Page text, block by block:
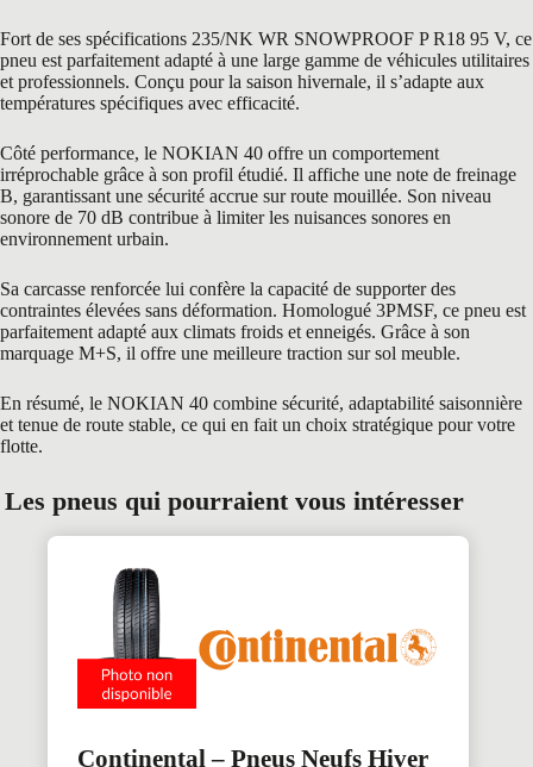
Fort de ses spécifications 235/NK WR SNOWPROOF P R18 95 V, ce
pneu est parfaitement adapté à une large gamme de véhicules utilitaires
et professionnels. Conçu pour la saison hivernale, il s’adapte aux
températures spécifiques avec efficacité.
Côté performance, le NOKIAN 40 offre un comportement
irréprochable grâce à son profil étudié. Il affiche une note de freinage
B, garantissant une sécurité accrue sur route mouillée. Son niveau
sonore de 70 dB contribue à limiter les nuisances sonores en
environnement urbain.
Sa carcasse renforcée lui confère la capacité de supporter des
contraintes élevées sans déformation. Homologué 3PMSF, ce pneu est
parfaitement adapté aux climats froids et enneigés. Grâce à son
marquage M+S, il offre une meilleure traction sur sol meuble.
En résumé, le NOKIAN 40 combine sécurité, adaptabilité saisonnière
et tenue de route stable, ce qui en fait un choix stratégique pour votre
flotte.
Les pneus qui pourraient vous intéresser
Continental – Pneus Neufs Hiver